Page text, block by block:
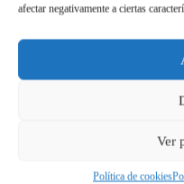
afectar negativamente a ciertas
Ver
Política de cookies